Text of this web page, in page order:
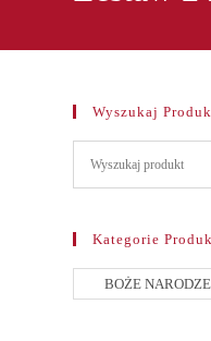
Wyszukaj
Kategorie